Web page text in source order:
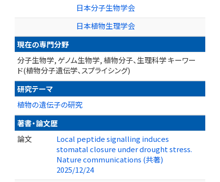
日本分子生物学会
日本植物生理学会
現在の専門分野
分子生物学, ゲノム生物学, 植物分子、生理科学 キーワー
ド(植物分子遺伝学、スプライシング)
研究テーマ
植物の遺伝子の研究
著書・論文歴
論文
Local peptide signalling induces
stomatal closure under drought stress.
Nature communications (共著)
2025/12/24